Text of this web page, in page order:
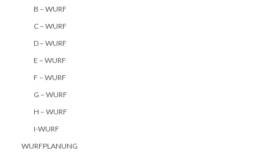
B – WURF
C – WURF
D – WURF
E – WURF
F – WURF
G – WURF
H – WURF
I-WURF
WURFPLANUNG